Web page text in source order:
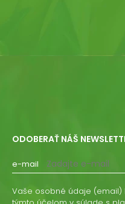
ODOBERAŤ NÁŠ
e-mail
Vaše osobné údaje